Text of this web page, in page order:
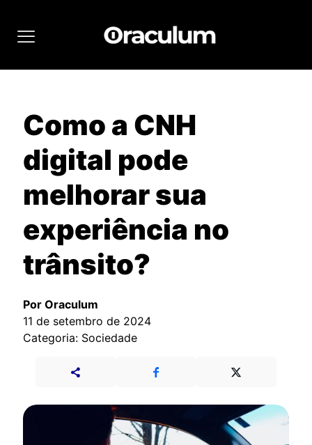
Como a CNH
digital pode
melhorar sua
experiência no
trânsito?
Por Oraculum
11 de setembro de 2024
Categoria: Sociedade